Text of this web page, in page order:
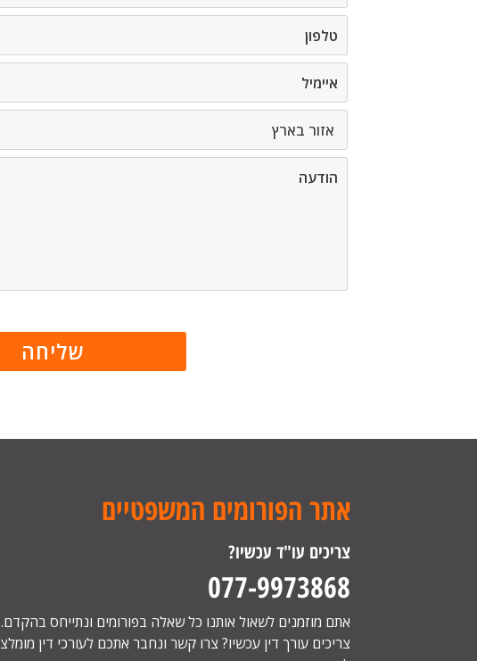
אתר הפורומים המשפטיים
צריכים עו"ד עכשיו?
077-9973868
אתם מוזמנים לשאול אותנו כל שאלה בפורומים ונתייחס בהקדם.
צריכים עורך דין עכשיו? צרו קשר ונחבר אתכם לעורכי דין